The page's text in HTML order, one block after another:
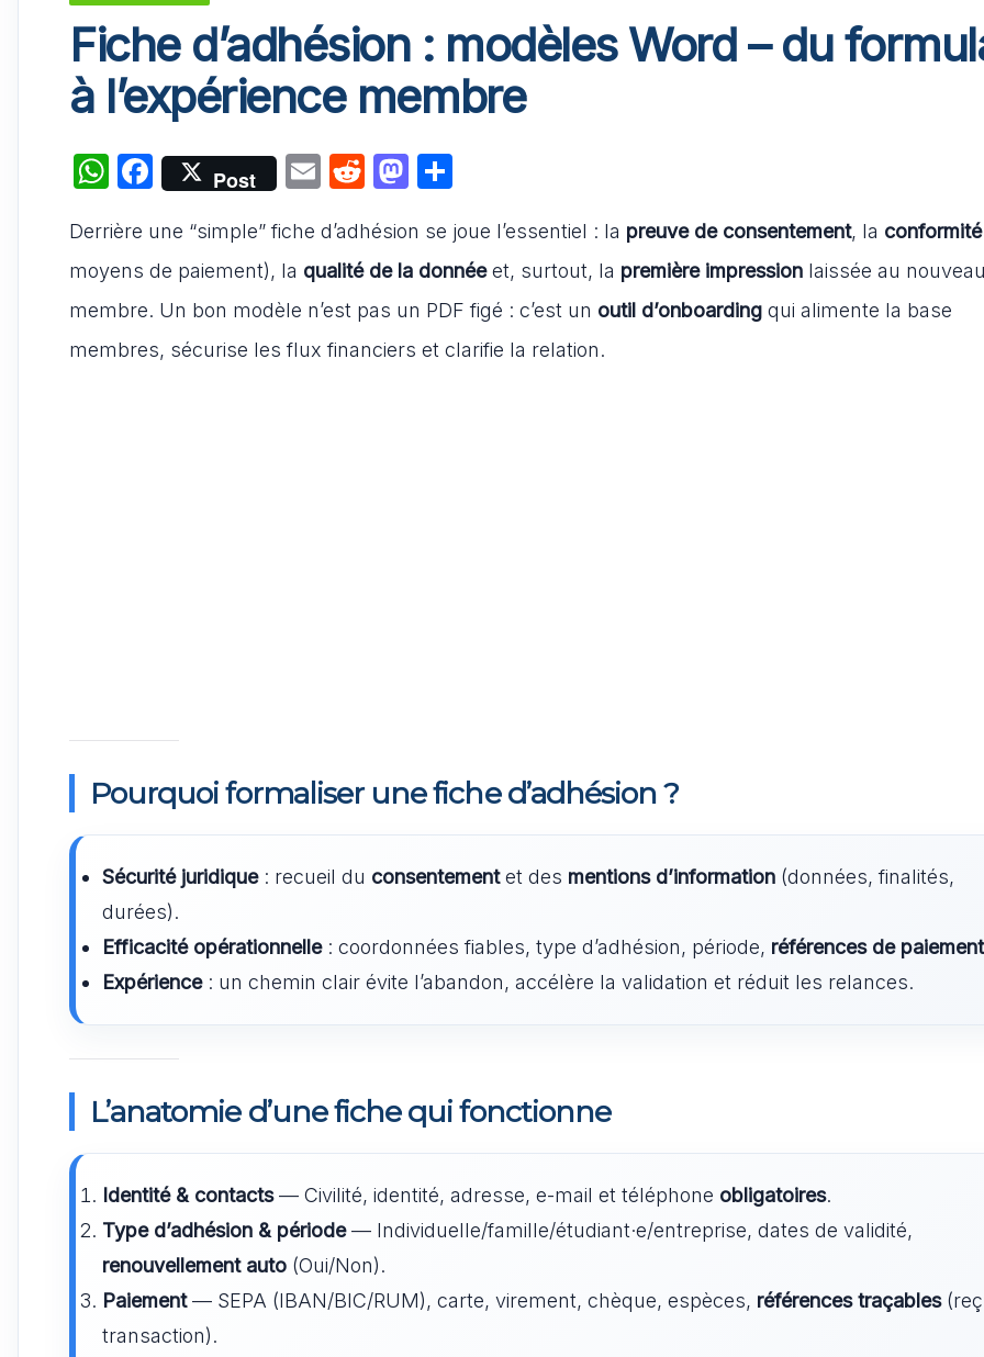
Fiche d’adhésion : modèles Word – du
à l’expérience membre
W
at
s
A
p
F
a
c
e
b
o
Post
E
ai
l
R
d
di
t
M
st
o
d
o
ta
g
er
Derrière une “simple” fiche d’adhésion se joue l’essentiel : la preuve de consentement, la conformité
moyens de paiement), la qualité de la donnéeet, surtout, la première impression laissée au nouveau
membre. Un bon modèle n’est pas un PDF figé : c’est un outil d’onboarding qui alimente la base
membres, sécurise les flux financiers et clarifie la relation.
Pourquoi formaliser une fiche d’adhésion ?
Sécurité juridique: recueil du consentementet des mentions d’information (données, finalités,
durées).
Efficacité opérationnelle: coordonnées fiables, type d’adhésion, période, références de paiement
Expérience: un chemin clair évite l’abandon, accélère la validation et réduit les relances.
L’anatomie d’une fiche qui fonctionne
Identité & contacts— Civilité, identité, adresse, e-mail et téléphone obligatoires.
Type d’adhésion & période— Individuelle/famille/étudiant·e/entreprise, dates de validité,
renouvellement auto (Oui/Non).
Paiement— SEPA (IBAN/BIC/RUM), carte, virement, chèque, espèces, références traçables
transaction).